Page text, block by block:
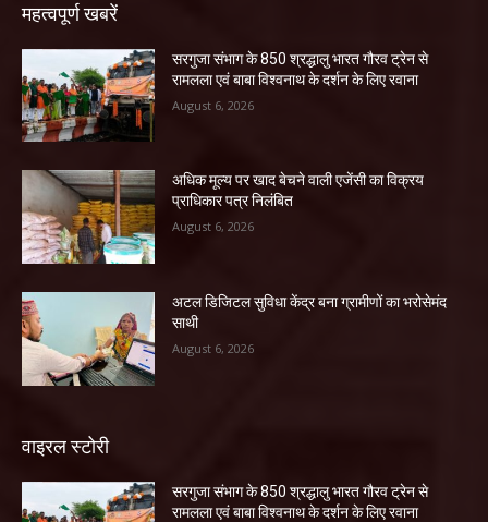
महत्वपूर्ण खबरें
सरगुजा संभाग के 850 श्रद्धालु भारत गौरव ट्रेन से
रामलला एवं बाबा विश्वनाथ के दर्शन के लिए रवाना
August 6, 2026
अधिक मूल्य पर खाद बेचने वाली एजेंसी का विक्रय
प्राधिकार पत्र निलंबित
August 6, 2026
अटल डिजिटल सुविधा केंद्र बना ग्रामीणों का भरोसेमंद
साथी
August 6, 2026
वाइरल स्टोरी
सरगुजा संभाग के 850 श्रद्धालु भारत गौरव ट्रेन से
रामलला एवं बाबा विश्वनाथ के दर्शन के लिए रवाना